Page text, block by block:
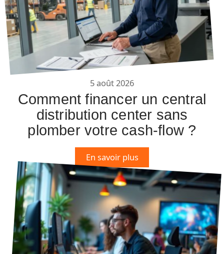
5 août 2026
Comment financer un central
distribution center sans
plomber votre cash-flow ?
En savoir plus